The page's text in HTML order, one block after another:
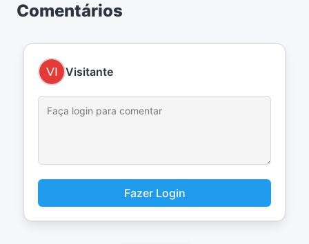
Comentários
Visitante
Fazer Login